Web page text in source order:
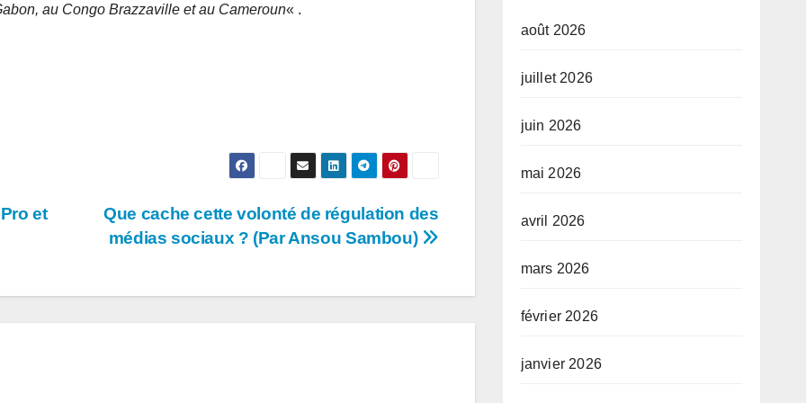
au Congo Brazzaville et au Cameroun« .
Que cache cette volonté de régulation des
médias sociaux ? (Par Ansou Sambou)
et
août 2026
juillet 2026
juin 2026
mai 2026
avril 2026
mars 2026
février 2026
janvier 2026